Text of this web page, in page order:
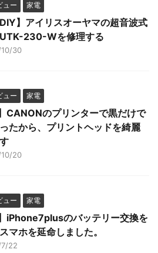
ュー 家電
DIY】アイリスオーヤマの超音波式
230-Wを修理する
30
ュー 家電
CANONのプリンターで黒だけで
たから、プリントヘッドを綺麗
20
ュー 家電
iPhone7plusのバッテリー交換を
マホを延命しました。
22